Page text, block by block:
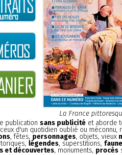
La France
publication sans publicité et aborde
d'un quotidien oublié ou méconnu,
, fêtes, personnages, objets, vieux
légendes, superstitions,
et découvertes, monuments, procès